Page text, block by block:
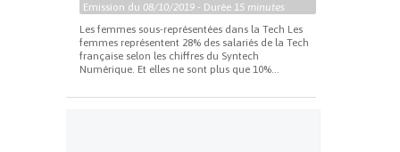
Emission du 08/10/2019 - Durée 15 minutes
Les femmes sous-représentées dans la Tech Les
femmes représentent 28% des salariés de la Tech
française selon les chiffres du Syntech
Numérique. Et elles ne sont plus que 10%...